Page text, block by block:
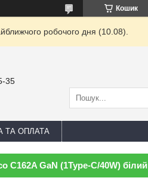
Кошик
робочого дня (10.08).
35
ТА ОПЛАТА
C162A GaN (1Type-C/40W) білий